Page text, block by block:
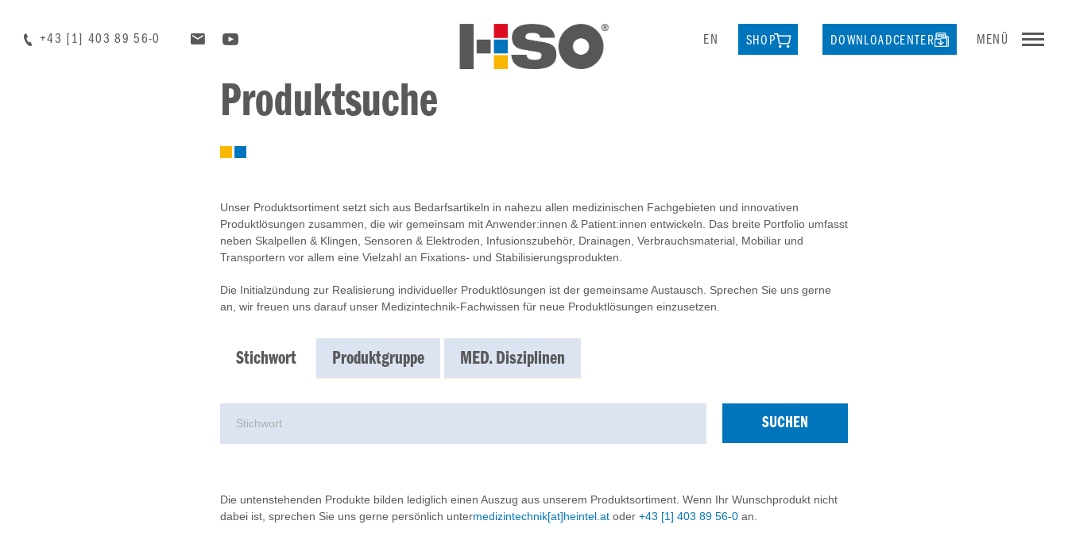
+43 [1] 403 89 56-0 EN DOWNLOADCENTER
SHOP MENÜ
Produktsuche
Unser Produktsortiment setzt sich aus Bedarfsartikeln in nahezu allen medizinischen Fachgebieten und innovativen
Produktlösungen zusammen, die wir gemeinsam mit Anwender:innen & Patient:innen entwickeln. Das breite Portfolio umfasst
neben Skalpellen & Klingen, Sensoren & Elektroden, Infusionszubehör, Drainagen, Verbrauchsmaterial, Mobiliar und
Transportern vor allem eine Vielzahl an Fixations- und Stabilisierungsprodukten.
Die Initialzündung zur Realisierung individueller Produktlösungen ist der gemeinsame Austausch. Sprechen Sie uns gerne
an, wir freuen uns darauf unser Medizintechnik-Fachwissen für neue Produktlösungen einzusetzen.
Stichwort Produktgruppe MED. Disziplinen
SUCHEN
Die untenstehenden Produkte bilden lediglich einen Auszug aus unserem Produktsortiment. Wenn Ihr Wunschprodukt nicht
dabei ist, sprechen Sie uns gerne persönlich untermedizintechnik[at]heintel.at oder +43 [1] 403 89 56-0 an.